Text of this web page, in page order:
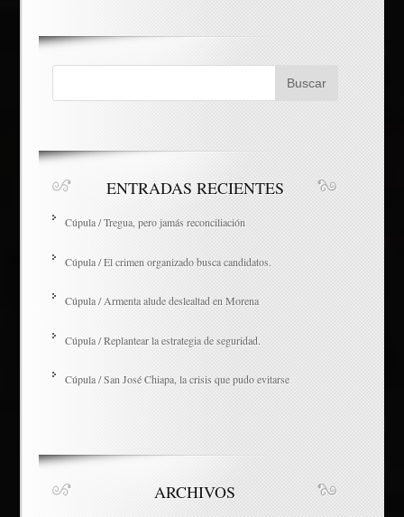
ENTRADAS RECIENTES
Cúpula / Tregua, pero jamás reconciliación
Cúpula / El crimen organizado busca candidatos.
Cúpula / Armenta alude deslealtad en Morena
Cúpula / Replantear la estrategia de seguridad.
Cúpula / San José Chiapa, la crisis que pudo evitarse
ARCHIVOS